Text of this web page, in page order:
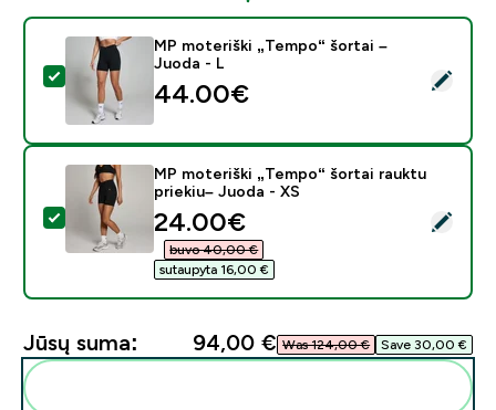
Pasirinkti šį produktą - MP moteriški „Tempo“ šortai –
MP moteriški „Tempo“ šortai –
Juoda - L
44.00€‎
Pasirinkti šį produktą - MP moteriški „Tempo“ šortai
MP moteriški „Tempo“ šortai rauktu
priekiu– Juoda - XS
discounted price
24.00€‎
buvo 40,00 €‎
sutaupyta 16,00 €‎
Jūsų suma: 94,00 €‎ Was 124,00 €‎ Save 30,00 €‎